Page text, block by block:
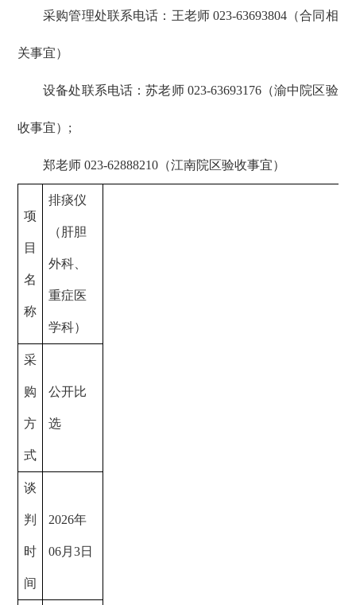
采购管理处联系电话：王老师 023-63693804（合同相
关事宜）
设备处联系电话：苏老师 023-63693176（渝中院区验
收事宜）;
郑老师 023-62888210（江南院区验收事宜）
项
目
名
称
排痰仪
（肝胆
外科、
重症医
学科）
采
购
方
式
公开比
选
谈
判
时
间
2026年
06月3日